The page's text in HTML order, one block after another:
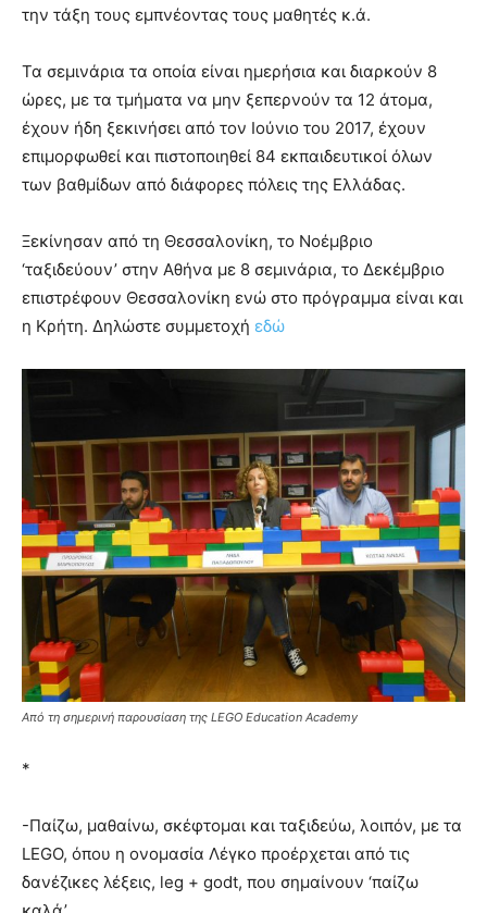
την τάξη τους εμπνέοντας τους μαθητές κ.ά.
Τα σεμινάρια τα οποία είναι ημερήσια και διαρκούν 8
ώρες, με τα τμήματα να μην ξεπερνούν τα 12 άτομα,
έχουν ήδη ξεκινήσει από τον Ιούνιο του 2017, έχουν
επιμορφωθεί και πιστοποιηθεί 84 εκπαιδευτικοί όλων
των βαθμίδων από διάφορες πόλεις της Ελλάδας.
Ξεκίνησαν από τη Θεσσαλονίκη, το Νοέμβριο
‘ταξιδεύουν’ στην Αθήνα με 8 σεμινάρια, το Δεκέμβριο
επιστρέφουν Θεσσαλονίκη ενώ στο πρόγραμμα είναι και
η Κρήτη. Δηλώστε συμμετοχή εδώ
Από τη σημερινή παρουσίαση της LEGO Education Academy
*
-Παίζω, μαθαίνω, σκέφτομαι και ταξιδεύω, λοιπόν, με τα
LEGO, όπου η ονομασία Λέγκο προέρχεται από τις
δανέζικες λέξεις, leg + godt, που σημαίνουν ‘παίζω